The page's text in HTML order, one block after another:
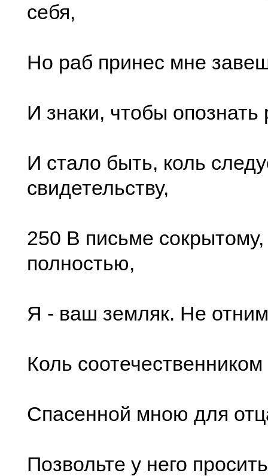
себя,
Но раб принес мне
И знаки, чтобы опознать
И стало быть, коль
свидетельству,
250 В письме
полностью,
Я - ваш земляк. Не
Коль
Спасенной мною для
Позвольте у него